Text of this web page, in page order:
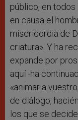
público, en
en causa el
misericordia de
criatura». Y ha
expande por
aquí -ha
«animar a
de diálogo,
los que se